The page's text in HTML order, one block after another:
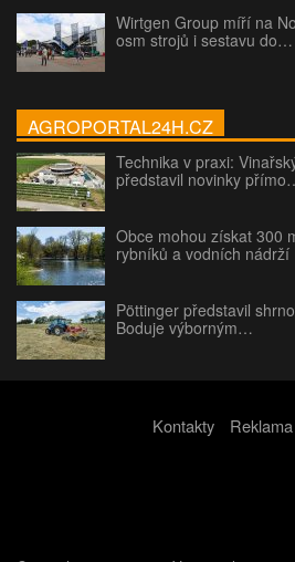
Wirtgen Group míří na
osm strojů i sestavu do…
AGROPORTAL24H.CZ
Technika v praxi:
představil novinky
Obce mohou získat 300
rybníků a vodních nádrží
Pöttinger představil
Boduje výborným…
Kontakty Reklama